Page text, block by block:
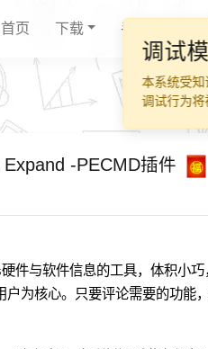
首页 下载 手册
-PECMD插件
件与软件信息的工具，体积小
为核心。只要评论需要的功能
调试
本系统受
调试行为